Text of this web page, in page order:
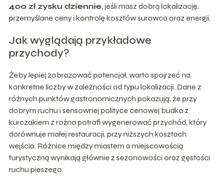
400 zł zysku dziennie, jeśli masz dobrą lokalizację,
przemyślane ceny i kontrolę kosztów surowca oraz energii.
Jak wyglądają przykładowe
przychody?
Żeby lepiej zobrazować potencjał, warto spojrzeć na
konkretne liczby w zależności od typu lokalizacji. Dane z
różnych punktów gastronomicznych pokazują, że przy
dobrym ruchu i sensownej polityce cenowej budka z
kurczakiem z rożna potrafi wygenerować przychód, który
dorównuje małej restauracji, przy niższych kosztach
wejścia. Różnice między miastem a miejscowością
turystyczną wynikają głównie z sezonowości oraz gęstości
ruchu pieszego.